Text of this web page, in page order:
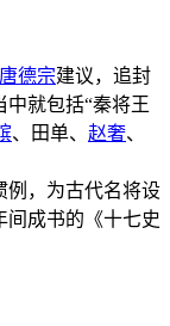
唐德宗建议，追封
就包括“秦将王
、田单、 赵奢、
例，为古代名将设
间成书的《十七史